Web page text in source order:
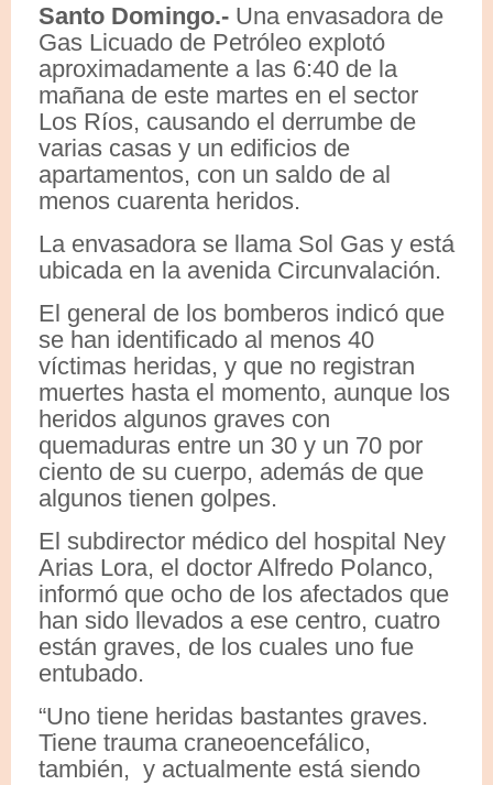
Santo Domingo.- Una envasadora de
Gas Licuado de Petróleo explotó
aproximadamente a las 6:40 de la
mañana de este martes en el sector
Los Ríos, causando el derrumbe de
varias casas y un edificios de
apartamentos, con un saldo de al
menos cuarenta heridos.
La envasadora se llama Sol Gas y está
ubicada en la avenida Circunvalación.
El general de los bomberos indicó que
se han identificado al menos 40
víctimas heridas, y que no registran
muertes hasta el momento, aunque los
heridos algunos graves con
quemaduras entre un 30 y un 70 por
ciento de su cuerpo, además de que
algunos tienen golpes.
El subdirector médico del hospital Ney
Arias Lora, el doctor Alfredo Polanco,
informó que ocho de los afectados que
han sido llevados a ese centro, cuatro
están graves, de los cuales uno fue
entubado.
“Uno tiene heridas bastantes graves.
Tiene trauma craneoencefálico,
también, y actualmente está siendo